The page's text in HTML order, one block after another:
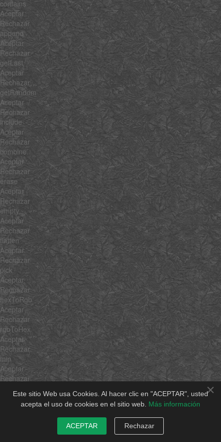
×
Este sitio Web usa Cookies. Al hacer clic en "ACEPTAR", usted
acepta el uso de cookies en el sitio web. Más información
ACEPTAR Rechazar
contains
Aceptar
Rechazar
append
Aceptar
Rechazar
getLast
Aceptar
Rechazar
getRandom
Aceptar
Rechazar
include
Aceptar
Rechazar
combine
Aceptar
Rechazar
erase
Aceptar
Rechazar
empty
Aceptar
Rechazar
flatten
Aceptar
Rechazar
pick
Aceptar
Rechazar
hexToRgb
Aceptar
Rechazar
rgbToHex
Aceptar
Rechazar
min
Aceptar
Rechazar
Aceptar
Rechazar